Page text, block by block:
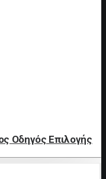
Οδηγός Επιλογής